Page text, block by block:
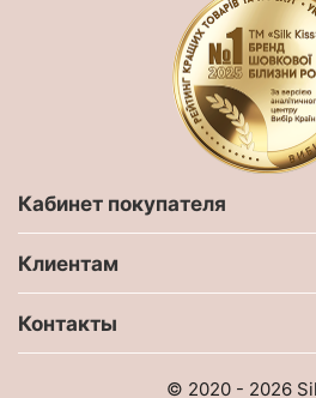
Кабинет покупателя
Клиентам
Контакты
© 2020 - 2026